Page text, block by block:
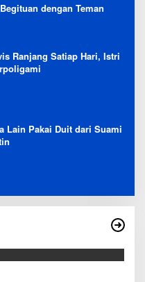
dengan Teman
Ranjang Satiap Hari, Istri
Lain Pakai Duit dari Suami